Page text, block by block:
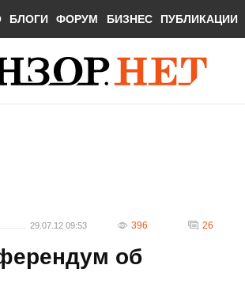
БЛОГИ ФОРУМ БИЗНЕС ПУБЛИКАЦИИ
29.07.12 09:53 396 26
об